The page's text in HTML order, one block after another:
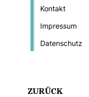
Kontakt
Impressum
Datenschutz
ZURÜCK